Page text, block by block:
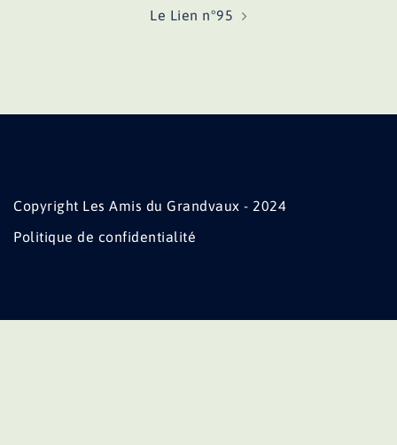
Le Lien n°95
Copyright Les Amis du Grandvaux - 2024
Politique de confidentialité